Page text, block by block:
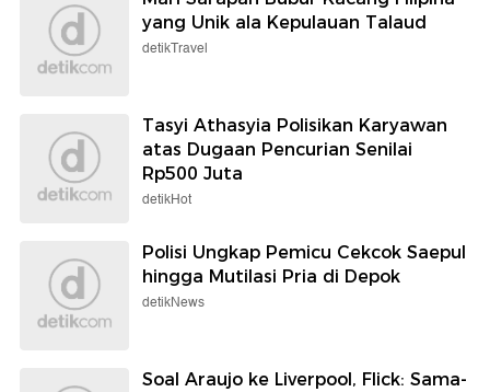
yang Unik ala Kepulauan Talaud
detikTravel
Tasyi Athasyia Polisikan Karyawan
atas Dugaan Pencurian Senilai
Rp500 Juta
detikHot
Polisi Ungkap Pemicu Cekcok Saepul
hingga Mutilasi Pria di Depok
detikNews
Soal Araujo ke Liverpool, Flick: Sama-